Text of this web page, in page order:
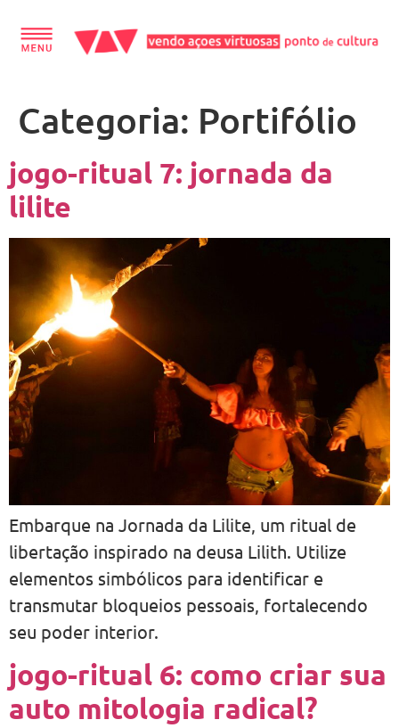
Categoria: Portifólio
jogo-ritual 7: jornada da
lilite
Embarque na Jornada da Lilite, um ritual de
libertação inspirado na deusa Lilith. Utilize
elementos simbólicos para identificar e
transmutar bloqueios pessoais, fortalecendo
seu poder interior.
jogo-ritual 6: como criar sua
auto mitologia radical?